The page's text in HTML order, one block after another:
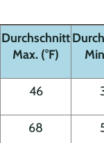
Durchschnitt
Max. (°F)
46
68